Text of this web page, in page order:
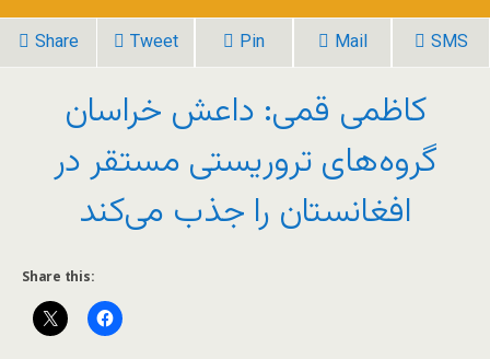
Share Tweet Pin Mail SMS
کاظمی قمی: داعش خراسان
گروه‌های تروریستی مستقر در
افغانستان را جذب می‌کند
Share this: